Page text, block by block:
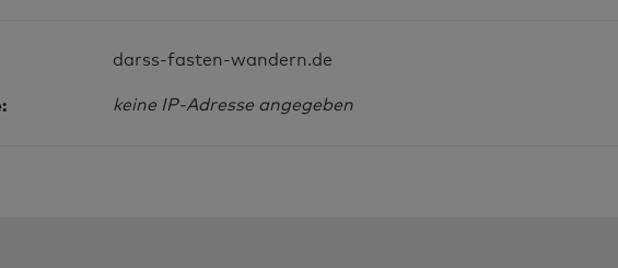
darss-fasten-wandern.de
keine IP-Adresse angegeben